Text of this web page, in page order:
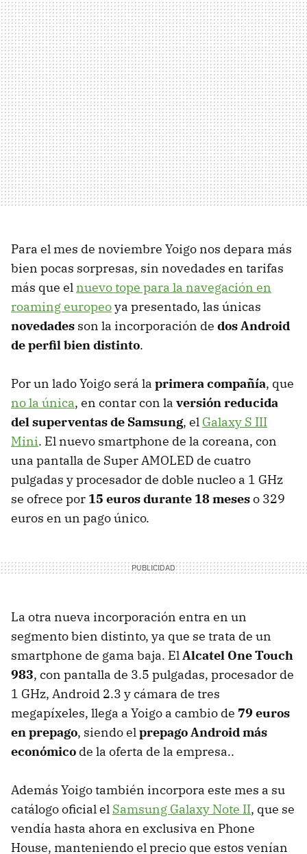
Para el mes de noviembre Yoigo nos depara más
bien pocas sorpresas, sin novedades en tarifas
más que el nuevo tope para la navegación en
roaming europeoya presentado, las únicas
novedades son la incorporación de dos Android
de perfil bien distinto.
Por un lado Yoigo será la primera compañía, que
no la única, en contar con la versión reducida
del superventas de Samsung, el Galaxy S III
Mini. El nuevo smartphone de la coreana, con
una pantalla de SuperAMOLED de cuatro
pulgadas y procesador de doble nucleo a 1 GHz
se ofrece por 15 euros durante 18 meseso 329
euros en un pago único.
La otra nueva incorporación entra en un
segmento bien distinto, ya que se trata de un
smartphone de gama baja. ElAlcatel One Touch
983, con pantalla de 3.5 pulgadas, procesador de
1 GHz, Android 2.3 y cámara de tres
megapíxeles, llega a Yoigo a cambio de 79 euros
en prepago, siendo elprepago Android más
económico de la oferta de la empresa..
Además Yoigo también incorpora este mes a su
catálogo oficial el Samsung Galaxy Note II, que se
vendía hasta ahora en exclusiva en Phone
House, manteniendo el precio que estos venían